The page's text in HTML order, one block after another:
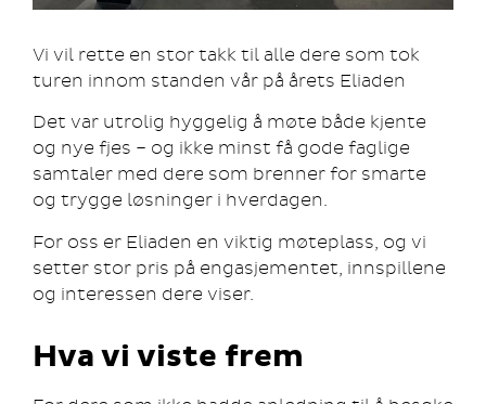
Vi vil rette en stor takk til alle dere som tok
turen innom standen vår på årets Eliaden
Det var utrolig hyggelig å møte både kjente
og nye fjes – og ikke minst få gode faglige
samtaler med dere som brenner for smarte
og trygge løsninger i hverdagen.
For oss er Eliaden en viktig møteplass, og vi
setter stor pris på engasjementet, innspillene
og interessen dere viser.
Hva vi viste frem